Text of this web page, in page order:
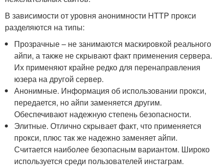
В зависимости от уровня анонимности HTTP прокси
разделяются на типы:
Прозрачные – не занимаются маскировкой реального
айпи, а также не скрывают факт применения сервера.
Их применяют крайне редко для перенаправления
юзера на другой сервер.
Анонимные. Информация об использовании прокси,
передается, но айпи заменяется другим.
Обеспечивают надежную степень безопасности.
Элитные. Отлично скрывает факт, что применяется
прокси, плюс так же надежно заменяет айпи.
Считается наиболее безопасным вариантом. Широко
используется среди пользователей инстаграм.